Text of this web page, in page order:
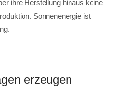
ihre Herstellung hinaus keine
Sonnenenergie ist
erzeugen